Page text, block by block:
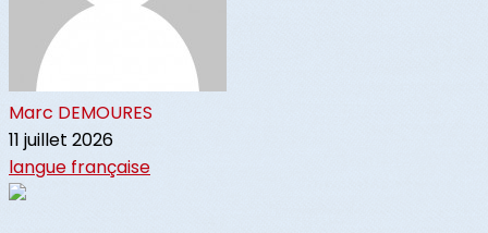
Marc DEMOURES
11 juillet 2026
langue française